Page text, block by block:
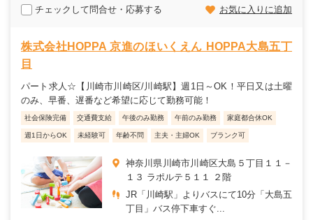
チェックして問合せ・応募する お気に入りに追加
株式会社HOPPA 京進のほいくえん HOPPA大島五丁
目
パート求人☆【川崎市川崎区/川崎駅】週1日～OK！平日又は土曜
のみ、早番、遅番など希望に応じて勤務可能！
社会保険完備 交通費支給 午後のみ勤務 午前のみ勤務 家庭都合休OK
週1日からOK 未経験可 年齢不問 主夫・主婦OK ブランク可
神奈川県川崎市川崎区大島５丁目１１－
１３ ラポルテ５１１ ２階
JR「川崎駅」よりバスにて10分「大島五
丁目」バス停下車すぐ...